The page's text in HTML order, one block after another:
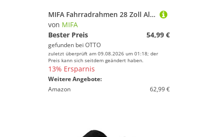
MIFA Fahrradrahmen 28 Zoll Alu Damen Fahrrad Rahmen Tiefeinsteiger schwarz matt Rh 46cm
von MIFA
Bester Preis
54,99 €
gefunden bei OTTO
zuletzt überprüft am 09.08.2026 um 01:18; der
Preis kann sich seitdem geändert haben.
13% Ersparnis
Weitere Angebote:
Amazon
62,99 €